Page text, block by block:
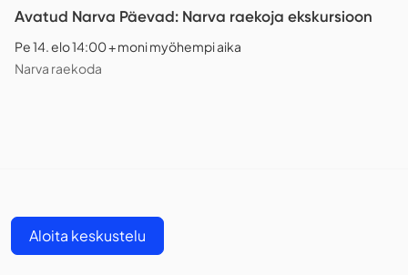
Avatud Narva Päevad: Narva raekoja ekskursioon
Pe 14. elo 14:00 + moni myöhempi aika
Narva raekoda
Aloita keskustelu